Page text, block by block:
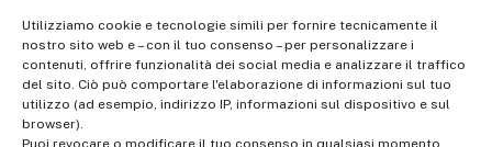
Utilizziamo cookie e tecnologie simili per fornire tecnicamente il
nostro sito web e – con il tuo consenso – per personalizzare i
contenuti, offrire funzionalità dei social media e analizzare il traffico
del sito. Ciò può comportare l'elaborazione di informazioni sul tuo
utilizzo (ad esempio, indirizzo IP, informazioni sul dispositivo e sul
browser).
Puoi revocare o modificare il tuo consenso in qualsiasi momento.
informazioni
Termini e Condizioni